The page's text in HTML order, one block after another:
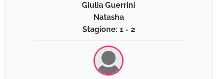
Giulia Guerrini
Natasha
Stagione: 1 - 2